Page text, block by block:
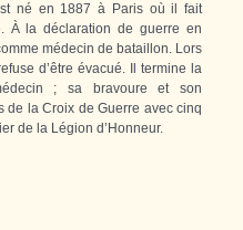
né en 1887 à Paris où il fait
À la déclaration de guerre en
médecin de bataillon. Lors
d’être évacué. Il termine la
; sa bravoure et son
de la Croix de Guerre avec cinq
de la Légion d’Honneur.